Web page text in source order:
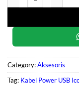
Category:Aksesoris
Tag: Kabel Power USB